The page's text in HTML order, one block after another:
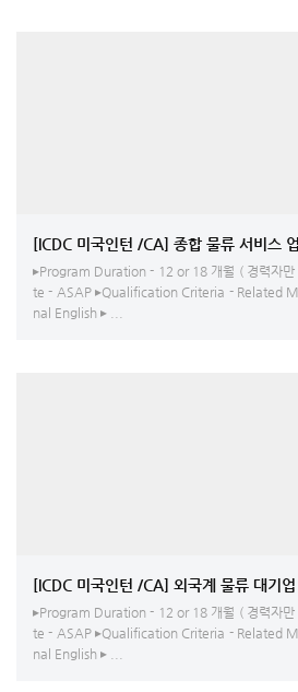
[ICDC 미국인턴 /CA] 종합
▸Program Duration - 12 or 18 개월 ( 경력자만
te - ASAP ▸Qualification Criteria - Related
nal English ▸ ...
[ICDC 미국인턴 /CA] 외국계 물류 대기
▸Program Duration - 12 or 18 개월 ( 경력자만
te - ASAP ▸Qualification Criteria - Related
nal English ▸ ...